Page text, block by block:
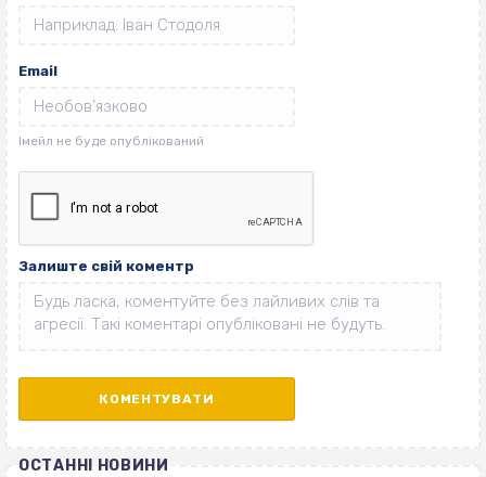
Email
Залиште свій коментр
ОСТАННІ НОВИНИ